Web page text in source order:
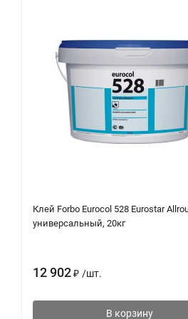
Инструкция по
Перед использованием
Нанести клей на всю
Подложка покрытия должна
Время подсушки зависит от
клеящей способности клея
особенно в области шва.
Сварку швов покрытия можно
Клей Forbo Eurocol 528 Eurostar
универсальный, 20кг
12 902₽ /шт.
В корзину